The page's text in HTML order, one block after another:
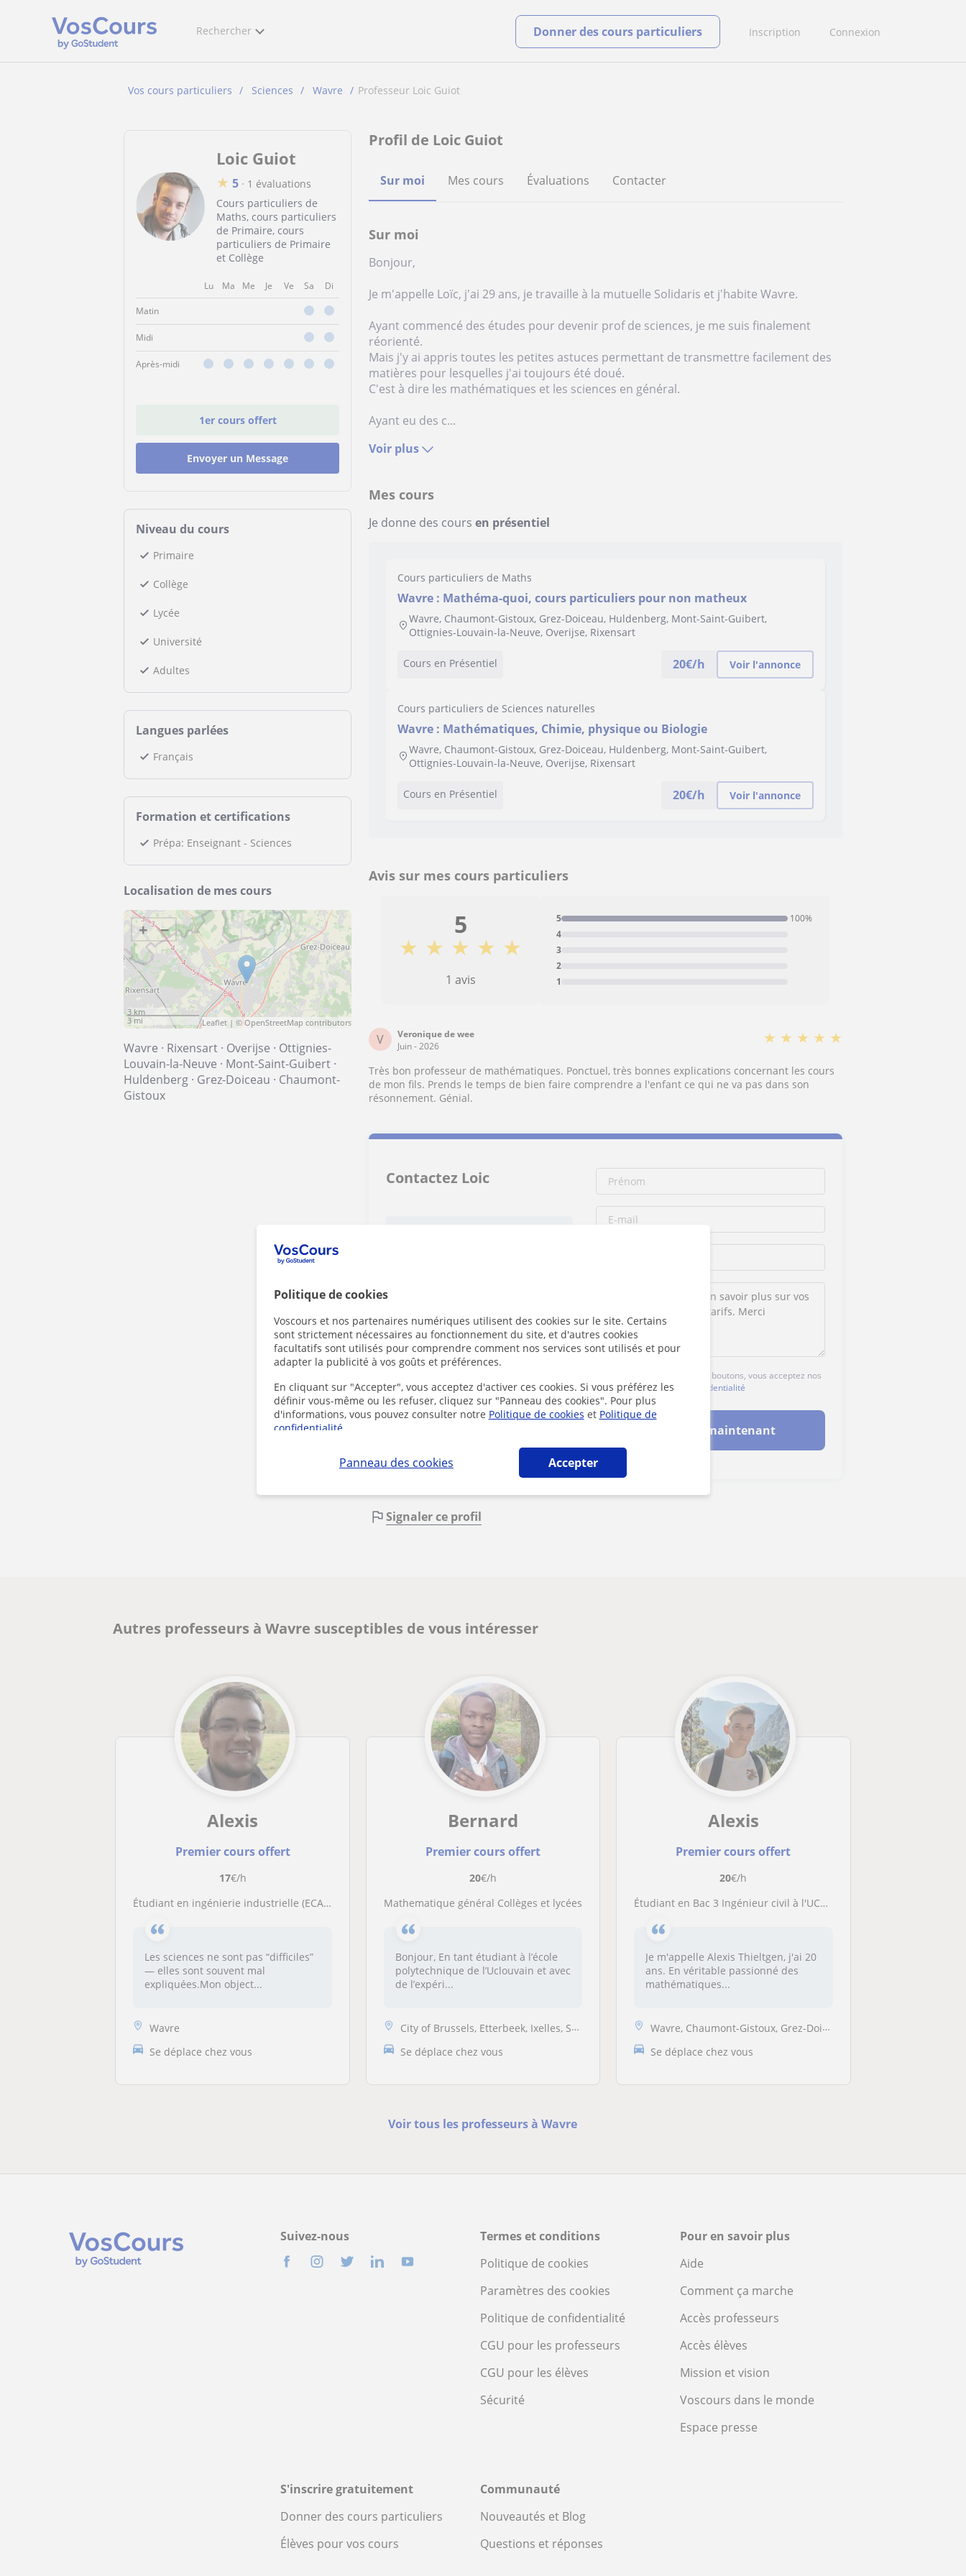
Politique de cookies
Voscours et nos partenaires numériques utilisent des cookies sur le site. Certains
sont strictement nécessaires au fonctionnement du site, et d'autres cookies
facultatifs sont utilisés pour comprendre comment nos services sont utilisés et pour
adapter la publicité à vos goûts et préférences.
En cliquant sur "Accepter", vous acceptez d'activer ces cookies. Si vous préférez les
définir vous-même ou les refuser, cliquez sur "Panneau des cookies". Pour plus
d'informations, vous pouvez consulter notre Politique de cookies et Politique de
confidentialité.
Panneau des cookies Accepter
Rechercher Inscription Connexion
Donner des cours particuliers
Vos cours particuliers Sciences Wavre Professeur Loic Guiot
Loic Guiot
★ 5 · 1 évaluations
Cours particuliers de
Maths, cours particuliers
de Primaire, cours
particuliers de Primaire
et Collège
Lu Ma Me Je Ve Sa Di
Matin
Midi
Après-midi
1er cours offert
Envoyer un Message
Niveau du cours
Primaire
Collège
Lycée
Université
Adultes
Langues parlées
Français
Formation et certifications
Prépa: Enseignant - Sciences
Localisation de mes cours
+ −
3 km
3 mi
Leaflet | ©OpenStreetMap contributors
Wavre · Rixensart · Overijse · Ottignies-
Louvain-la-Neuve · Mont-Saint-Guibert ·
Huldenberg · Grez-Doiceau · Chaumont-
Gistoux
Profil de Loic Guiot
Sur moi Mes cours Évaluations Contacter
Sur moi
Bonjour,
Je m'appelle Loïc, j'ai 29 ans, je travaille à la mutuelle Solidaris et j'habite Wavre.
Ayant commencé des études pour devenir prof de sciences, je me suis finalement
réorienté.
Mais j'y ai appris toutes les petites astuces permettant de transmettre facilement des
matières pour lesquelles j'ai toujours été doué.
C'est à dire les mathématiques et les sciences en général.
Ayant eu des c...
Voir plus
Mes cours
Je donne des coursen présentiel
Cours particuliers de Maths
Wavre : Mathéma-quoi, cours particuliers pour non matheux
Wavre, Chaumont-Gistoux, Grez-Doiceau, Huldenberg, Mont-Saint-Guibert,
Ottignies-Louvain-la-Neuve, Overijse, Rixensart
Cours en Présentiel 20€/h Voir l'annonce
Cours particuliers de Sciences naturelles
Wavre : Mathématiques, Chimie, physique ou Biologie
Wavre, Chaumont-Gistoux, Grez-Doiceau, Huldenberg, Mont-Saint-Guibert,
Ottignies-Louvain-la-Neuve, Overijse, Rixensart
Cours en Présentiel 20€/h Voir l'annonce
Avis sur mes cours particuliers
5
★ ★ ★ ★ ★
1 avis 1
2
3
4
5 100%
V
Veronique de wee
Juin - 2026
★ ★ ★ ★ ★
Très bon professeur de mathématiques. Ponctuel, très bonnes explications concernant les cours
de mon fils. Prends le temps de bien faire comprendre a l'enfant ce qui ne va pas dans son
résonnement. Génial.
Contactez Loic
En cliquant sur l'un des deux boutons, vous acceptez nos
mentions légaleset de confidentialité
Contacter maintenant
Signaler ce profil
Autres professeurs à Wavre susceptibles de vous intéresser
Alexis
Premier cours offert
17€/h
Étudiant en ingénierie industrielle (ECAM, 2BA) propose cours de sciences
Les sciences ne sont pas “difficiles”
— elles sont souvent mal
expliquées.Mon object...
Wavre
Se déplace chez vous
Bernard
Premier cours offert
20€/h
Mathematique général Collèges et lycées
Bonjour, En tant étudiant à l’école
polytechnique de l’Uclouvain et avec
de l’expéri...
City of Brussels, Etterbeek, Ixelles, Schaarbeek, Genappe, La Hulpe, N...
Se déplace chez vous
Alexis
Premier cours offert
20€/h
Étudiant en Bac 3 Ingénieur civil à l'UCL donne cours particulier de math/sciences/informatique
Je m'appelle Alexis Thieltgen, j'ai 20
ans. En véritable passionné des
mathématiques...
Wavre, Chaumont-Gistoux, Grez-Doiceau, Huldenberg, Mont-Saint-Guibert,...
Se déplace chez vous
Voir tous les professeurs à Wavre
Suivez-nous
Termes et conditions
Politique de cookies
Paramètres des cookies
Politique de confidentialité
CGU pour les professeurs
CGU pour les élèves
Sécurité
Pour en savoir plus
Aide
Comment ça marche
Accès professeurs
Accès élèves
Mission et vision
Voscours dans le monde
Espace presse
S'inscrire gratuitement
Donner des cours particuliers
Élèves pour vos cours
Communauté
Nouveautés et Blog
Questions et réponses